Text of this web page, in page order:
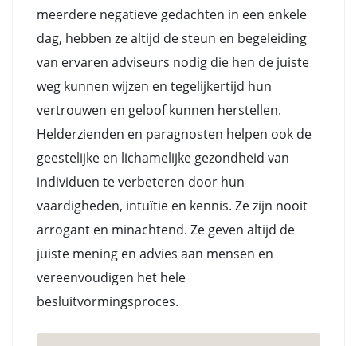
meerdere negatieve gedachten in een enkele
dag, hebben ze altijd de steun en begeleiding
van ervaren adviseurs nodig die hen de juiste
weg kunnen wijzen en tegelijkertijd hun
vertrouwen en geloof kunnen herstellen.
Helderzienden en paragnosten helpen ook de
geestelijke en lichamelijke gezondheid van
individuen te verbeteren door hun
vaardigheden, intuïtie en kennis. Ze zijn nooit
arrogant en minachtend. Ze geven altijd de
juiste mening en advies aan mensen en
vereenvoudigen het hele
besluitvormingsproces.